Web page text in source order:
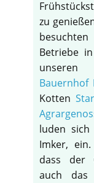
zu
Betriebe
unseren
Bauernhof
Kotten
luden sich
Imker,
dass der
auch das